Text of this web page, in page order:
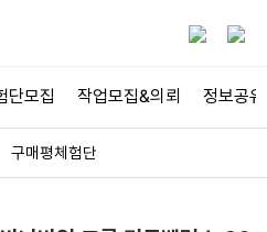
단모집 작업모집&의뢰 정보공유
구매평체험단